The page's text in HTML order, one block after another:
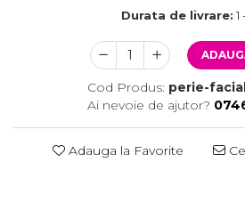
Durata de livrare: 1
Cod Produs: perie-
Ai nevoie de ajutor?
Adauga la Favorite